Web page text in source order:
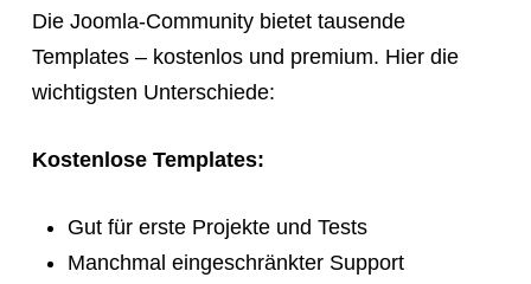
Die Joomla-Community bietet tausende
Templates – kostenlos und premium. Hier die
wichtigsten Unterschiede:
Kostenlose Templates:
Gut für erste Projekte und Tests
Manchmal eingeschränkter Support